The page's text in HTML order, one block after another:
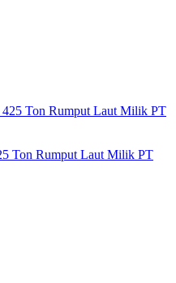
Ton Rumput Laut Milik PT